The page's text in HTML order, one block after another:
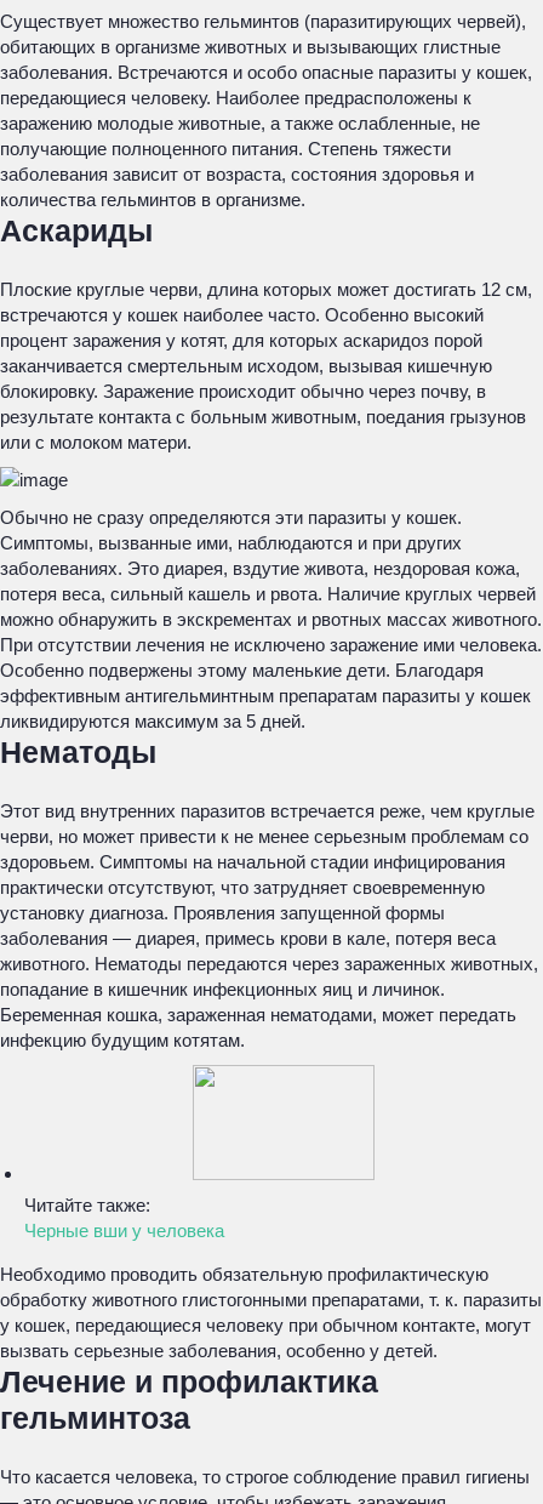
Существует множество гельминтов (паразитирующих червей),
обитающих в организме животных и вызывающих глистные
заболевания. Встречаются и особо опасные паразиты у кошек,
передающиеся человеку. Наиболее предрасположены к
заражению молодые животные, а также ослабленные, не
получающие полноценного питания. Степень тяжести
заболевания зависит от возраста, состояния здоровья и
количества гельминтов в организме.
Аскариды
Плоские круглые черви, длина которых может достигать 12 см,
встречаются у кошек наиболее часто. Особенно высокий
процент заражения у котят, для которых аскаридоз порой
заканчивается смертельным исходом, вызывая кишечную
блокировку. Заражение происходит обычно через почву, в
результате контакта с больным животным, поедания грызунов
или с молоком матери.
Обычно не сразу определяются эти паразиты у кошек.
Симптомы, вызванные ими, наблюдаются и при других
заболеваниях. Это диарея, вздутие живота, нездоровая кожа,
потеря веса, сильный кашель и рвота. Наличие круглых червей
можно обнаружить в экскрементах и рвотных массах животного.
При отсутствии лечения не исключено заражение ими человека.
Особенно подвержены этому маленькие дети. Благодаря
эффективным антигельминтным препаратам паразиты у кошек
ликвидируются максимум за 5 дней.
Нематоды
Этот вид внутренних паразитов встречается реже, чем круглые
черви, но может привести к не менее серьезным проблемам со
здоровьем. Симптомы на начальной стадии инфицирования
практически отсутствуют, что затрудняет своевременную
установку диагноза. Проявления запущенной формы
заболевания — диарея, примесь крови в кале, потеря веса
животного. Нематоды передаются через зараженных животных,
попадание в кишечник инфекционных яиц и личинок.
Беременная кошка, зараженная нематодами, может передать
инфекцию будущим котятам.
Читайте также:
Черные вши у человека
Необходимо проводить обязательную профилактическую
обработку животного глистогонными препаратами, т. к. паразиты
у кошек, передающиеся человеку при обычном контакте, могут
вызвать серьезные заболевания, особенно у детей.
Лечение и профилактика
гельминтоза
Что касается человека, то строгое соблюдение правил гигиены